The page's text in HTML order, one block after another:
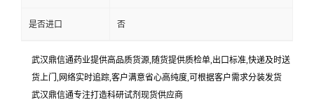
是否进口 否
武汉鼎信通药业提供高品质货源,随货提供质检单,出口标准,快递及时送
货上门,网络实时追踪,客户满意省心高纯度,可根据客户需求分装发货
武汉鼎信通专注打造科研试剂现货供应商